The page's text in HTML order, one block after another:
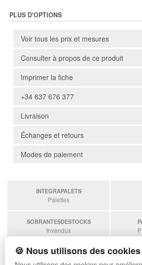
PLUS D'OPTIONS
Voir tous les prix et mesures
Consulter à propos de ce produit
Imprimer la fiche
+34 637 676 377
Livraison
Échanges et retours
Modes de paiement
INTEGRAPALETS
Palettes
SOBRANTESDESTOCKS
Invendus
ESTANTERIASKIT
Estanterias
🍪 Nous utilisons des cookies